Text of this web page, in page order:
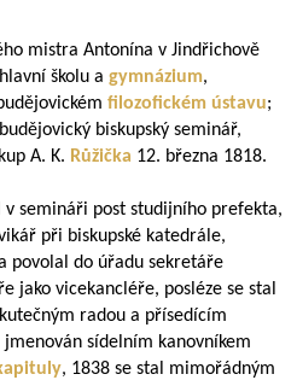
mistra Antonína v Jindřichově
školu a gymnázium,
filozofickém ústavu;
biskupský seminář,
A. K. Růžička 12. března 1818.
v semináři post studijního prefekta,
při biskupské katedrále,
povolal do úřadu sekretáře
jako vicekancléře, posléze se stal
radou a přísedícím
sídelním kanovníkem
, 1838 se stal mimořádným